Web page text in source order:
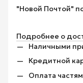
"Новой Почтой"
Подробнее о
Наличными
Кредитной
Оплата